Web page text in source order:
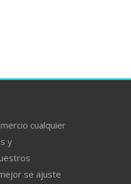
cualquier
y
se ajuste